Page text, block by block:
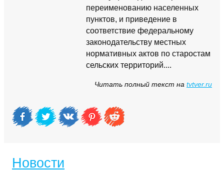
переименованию населенных
пунктов, и приведение в
соответствие федеральному
законодательству местных
нормативных актов по старостам
сельских территорий....
Читать полный текст на tvtver.ru
Новости